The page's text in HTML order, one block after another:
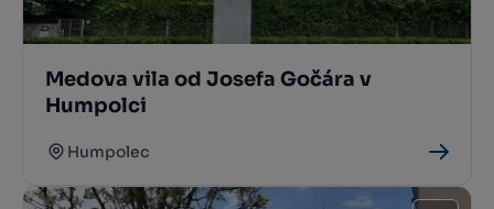
Medova vila od Josefa Gočára v
Humpolci
Humpolec